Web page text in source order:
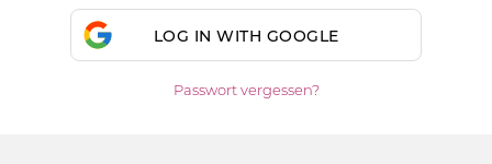
LOG IN WITH GOOGLE
Passwort vergessen?